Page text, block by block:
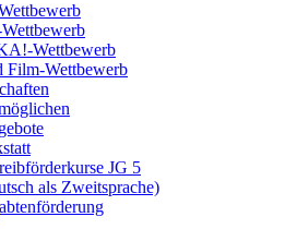
Wettbewerb
Film-Wettbewerb
JG 5
als Zweitsprache)